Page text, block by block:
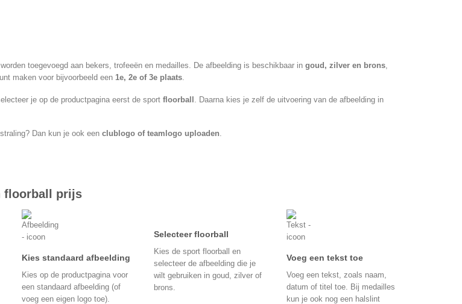
toegevoegd aan bekers, trofeeën en medailles. De afbeelding is beschikbaar in goud, zilver en brons,
maken voor bijvoorbeeld een 1e, 2e of 3e plaats.
je op de productpagina eerst de sport floorball
. Daarna kies je zelf de uitvoering van de afbeelding in
Dan kun je ook een clublogo of teamlogo uploaden.
floorball prijs
Kies standaard afbeelding
Kies op de productpagina voor
een standaard afbeelding (of
voeg een eigen logo toe).
Selecteer floorball
Kies de sport floorball en
selecteer de afbeelding die je
wilt gebruiken in goud, zilver of
brons.
Voeg een tekst toe
Voeg een tekst, zoals naam,
datum of titel toe. Bij medailles
kun je ook nog een halslint